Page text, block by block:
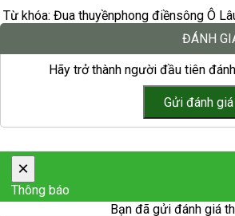
Từ khóa: Đua thuyềnphong điềnsông Ô
ĐÁNH
Hãy trở thành người đầu tiên
×
Thông báo
Bạn đã gửi đánh giá